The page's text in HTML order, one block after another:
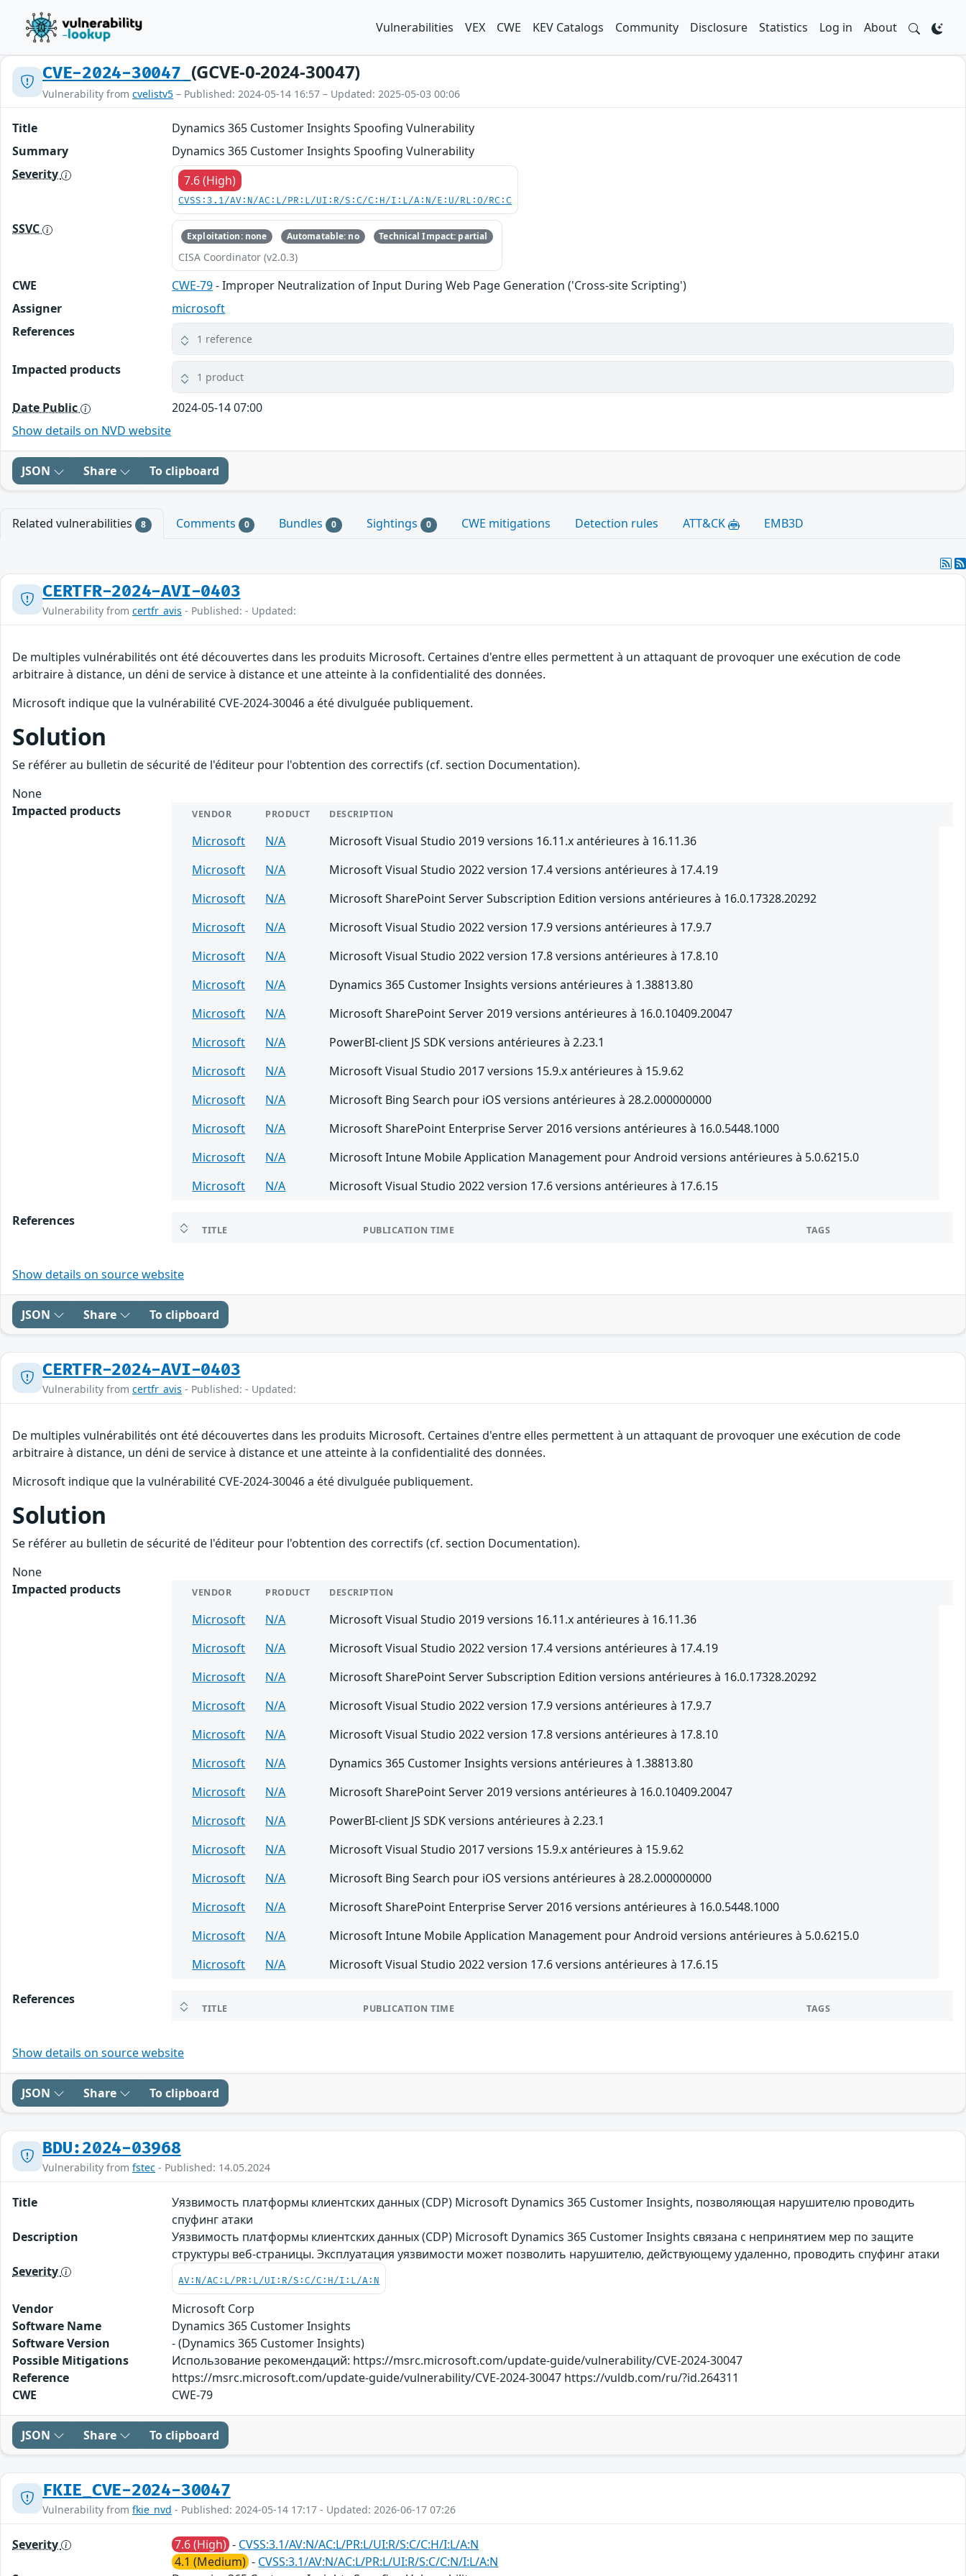
Vulnerabilities VEX CWE KEV Catalogs Community Disclosure Statistics Log in About
CVE-2024-30047 (GCVE-0-2024-30047)
Vulnerability from cvelistv5 – Published: 2024-05-14 16:57 – Updated: 2025-05-03 00:06
Title
Dynamics 365 Customer Insights Spoofing Vulnerability
Summary
Dynamics 365 Customer Insights Spoofing Vulnerability
Severity
7.6 (High)
CVSS:3.1/AV:N/AC:L/PR:L/UI:R/S:C/C:H/I:L/A:N/E:U/RL:O/RC:C
SSVC Exploitation: none Automatable: no Technical Impact: partial
CISA Coordinator (v2.0.3)
CWE CWE-79- Improper Neutralization of Input During Web Page Generation ('Cross-site Scripting')
Assigner
microsoft
References
1 reference
Impacted products 1 product
Date Public
2024-05-14 07:00
Show details on NVD website
JSON Share To clipboard
Related vulnerabilities 8 Comments 0 Bundles 0 Sightings 0 CWE mitigations Detection rules ATT&CK EMB3D
CERTFR-2024-AVI-0403
Vulnerability from certfr_avis - Published: - Updated:
De multiples vulnérabilités ont été découvertes dans les produits Microsoft. Certaines d'entre elles permettent à un attaquant de provoquer une exécution de code
arbitraire à distance, un déni de service à distance et une atteinte à la confidentialité des données.
Microsoft indique que la vulnérabilité CVE-2024-30046 a été divulguée publiquement.
Solution
Se référer au bulletin de sécurité de l'éditeur pour l'obtention des correctifs (cf. section Documentation).
None
Impacted products
VENDOR PRODUCT DESCRIPTION
Microsoft N/A
Microsoft Visual Studio 2019 versions 16.11.x antérieures à 16.11.36
Microsoft
N/A
Microsoft Visual Studio 2022 version 17.4 versions antérieures à 17.4.19
Microsoft
N/A
Microsoft SharePoint Server Subscription Edition versions antérieures à 16.0.17328.20292
Microsoft
N/A
Microsoft Visual Studio 2022 version 17.9 versions antérieures à 17.9.7
Microsoft
N/A
Microsoft Visual Studio 2022 version 17.8 versions antérieures à 17.8.10
Microsoft
N/A
Dynamics 365 Customer Insights versions antérieures à 1.38813.80
Microsoft
N/A
Microsoft SharePoint Server 2019 versions antérieures à 16.0.10409.20047
Microsoft
N/A
PowerBI-client JS SDK versions antérieures à 2.23.1
Microsoft
N/A
Microsoft Visual Studio 2017 versions 15.9.x antérieures à 15.9.62
Microsoft
N/A
Microsoft Bing Search pour iOS versions antérieures à 28.2.000000000
Microsoft
N/A
Microsoft SharePoint Enterprise Server 2016 versions antérieures à 16.0.5448.1000
Microsoft
N/A
Microsoft Intune Mobile Application Management pour Android versions antérieures à 5.0.6215.0
Microsoft
N/A Microsoft Visual Studio 2022 version 17.6 versions antérieures à 17.6.15
References
TITLE PUBLICATION TIME TAGS
Show details on source website
JSON Share To clipboard
CERTFR-2024-AVI-0403
Vulnerability from certfr_avis - Published: - Updated:
De multiples vulnérabilités ont été découvertes dans les produits Microsoft. Certaines d'entre elles permettent à un attaquant de provoquer une exécution de code
arbitraire à distance, un déni de service à distance et une atteinte à la confidentialité des données.
Microsoft indique que la vulnérabilité CVE-2024-30046 a été divulguée publiquement.
Solution
Se référer au bulletin de sécurité de l'éditeur pour l'obtention des correctifs (cf. section Documentation).
None
Impacted products
VENDOR PRODUCT DESCRIPTION
Microsoft N/A
Microsoft Visual Studio 2019 versions 16.11.x antérieures à 16.11.36
Microsoft
N/A
Microsoft Visual Studio 2022 version 17.4 versions antérieures à 17.4.19
Microsoft
N/A
Microsoft SharePoint Server Subscription Edition versions antérieures à 16.0.17328.20292
Microsoft
N/A
Microsoft Visual Studio 2022 version 17.9 versions antérieures à 17.9.7
Microsoft
N/A
Microsoft Visual Studio 2022 version 17.8 versions antérieures à 17.8.10
Microsoft
N/A
Dynamics 365 Customer Insights versions antérieures à 1.38813.80
Microsoft
N/A
Microsoft SharePoint Server 2019 versions antérieures à 16.0.10409.20047
Microsoft
N/A
PowerBI-client JS SDK versions antérieures à 2.23.1
Microsoft
N/A
Microsoft Visual Studio 2017 versions 15.9.x antérieures à 15.9.62
Microsoft
N/A
Microsoft Bing Search pour iOS versions antérieures à 28.2.000000000
Microsoft
N/A
Microsoft SharePoint Enterprise Server 2016 versions antérieures à 16.0.5448.1000
Microsoft
N/A
Microsoft Intune Mobile Application Management pour Android versions antérieures à 5.0.6215.0
Microsoft
N/A Microsoft Visual Studio 2022 version 17.6 versions antérieures à 17.6.15
References
TITLE PUBLICATION TIME TAGS
Show details on source website
JSON Share To clipboard
BDU:2024-03968
Vulnerability from fstec - Published: 14.05.2024
Title
Уязвимость платформы клиентских данных (CDP) Microsoft Dynamics 365 Customer Insights, позволяющая нарушителю проводить
спуфинг атаки
Description
Уязвимость платформы клиентских данных (CDP) Microsoft Dynamics 365 Customer Insights связана с непринятием мер по защите
структуры веб-страницы. Эксплуатация уязвимости может позволить нарушителю, действующему удаленно, проводить спуфинг атаки
Severity
AV:N/AC:L/PR:L/UI:R/S:C/C:H/I:L/A:N
Vendor
Microsoft Corp
Software Name
Dynamics 365 Customer Insights
Software Version
- (Dynamics 365 Customer Insights)
Possible Mitigations
Использование рекомендаций: https://msrc.microsoft.com/update-guide/vulnerability/CVE-2024-30047
Reference
https://msrc.microsoft.com/update-guide/vulnerability/CVE-2024-30047 https://vuldb.com/ru/?id.264311
CWE
CWE-79
JSON Share To clipboard
FKIE_CVE-2024-30047
Vulnerability from fkie_nvd - Published: 2024-05-14 17:17 - Updated: 2026-06-17 07:26
Severity 7.6 (High) - CVSS:3.1/AV:N/AC:L/PR:L/UI:R/S:C/C:H/I:L/A:N
4.1 (Medium) - CVSS:3.1/AV:N/AC:L/PR:L/UI:R/S:C/C:N/I:L/A:N